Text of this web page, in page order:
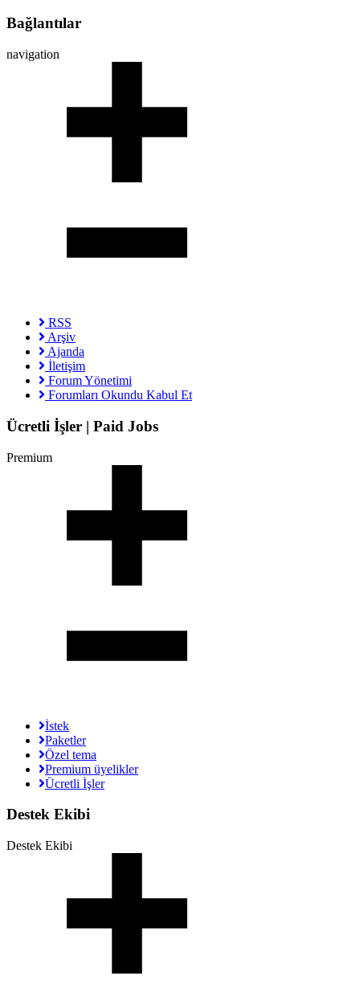
Bağlantılar
navigation
RSS
Arşiv
Ajanda
İletişim
Forum Yönetimi
Forumları Okundu Kabul Et
Ücretli İşler | Paid Jobs
Premium
İstek
Paketler
Özel tema
Premium üyelikler
Ücretli İşler
Destek Ekibi
Destek Ekibi